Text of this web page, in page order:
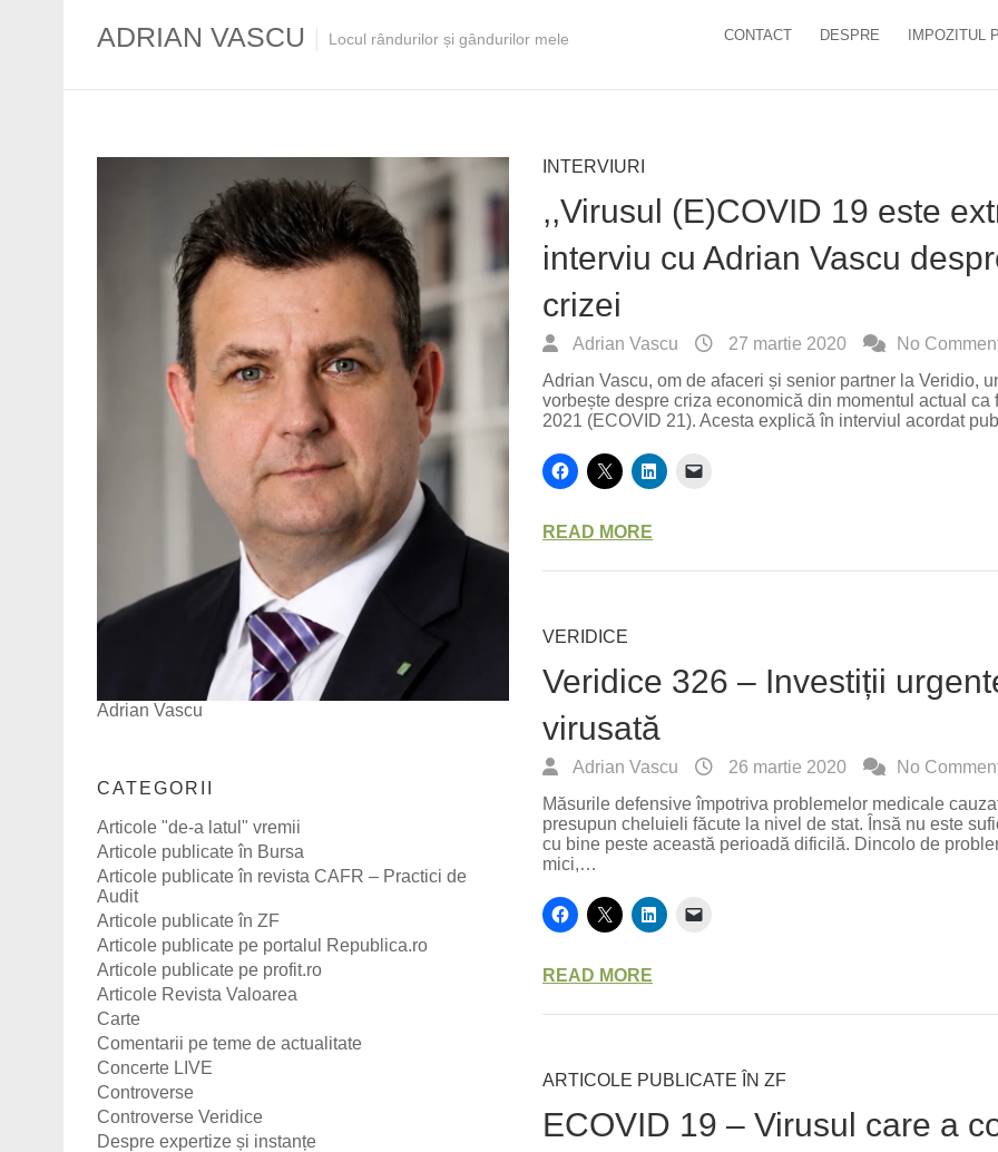
ADRIAN VASCU Locul rândurilor și gândurilor mele CONTACT DESPRE IMPOZITUL
INTERVIURI
,,Virusul (E)COVID 19 este
interviu cu Adrian Vascu
crizei
Adrian Vascu 27 martie 2020
No
Adrian Vascu, om de afaceri și senior partner la Veridio,
vorbește despre criza economică din momentul actual
2021 (ECOVID 21). Acesta explică în interviul acordat
READ MORE
VERIDICE
Veridice 326 – Investiții
virusată
Adrian Vascu 26 martie 2020
No
Măsurile defensive împotriva problemelor medicale
presupun cheluieli făcute la nivel de stat. Însă nu este
cu bine peste această perioadă dificilă. Dincolo de
mici,…
READ MORE
ARTICOLE PUBLICATE ÎN ZF
ECOVID 19 – Virusul care a
Adrian Vascu
CATEGORII
Articole "de-a latul" vremii
Articole publicate în Bursa
Articole publicate în revista CAFR – Practici de
Audit
Articole publicate în ZF
Articole publicate pe portalul Republica.ro
Articole publicate pe profit.ro
Articole Revista Valoarea
Carte
Comentarii pe teme de actualitate
Concerte LIVE
Controverse
Controverse Veridice
Despre expertize și instanțe